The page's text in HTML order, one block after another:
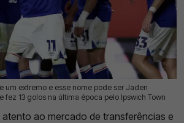
um extremo e esse nome pode ser Jaden
fez 13 golos na última época pelo Ipswich Town
ao mercado de transferências e